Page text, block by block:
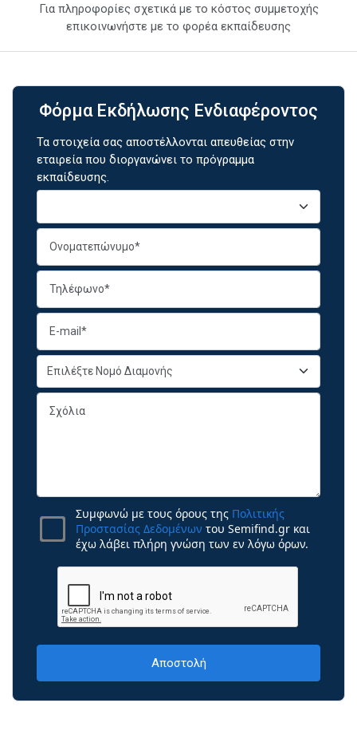
Για πληροφορίες σχετικά με το κόστος συμμετοχής
επικοινωνήστε με το φορέα εκπαίδευσης
Φόρμα Εκδήλωσης Ενδιαφέροντος
Τα στοιχεία σας αποστέλλονται απευθείας στην
εταιρεία που διοργανώνει το πρόγραμμα
εκπαίδευσης.
Συμφωνώ με τους όρους της Πολιτικής
Προστασίας Δεδομένων του Semifind.gr και
έχω λάβει πλήρη γνώση των εν λόγω όρων.